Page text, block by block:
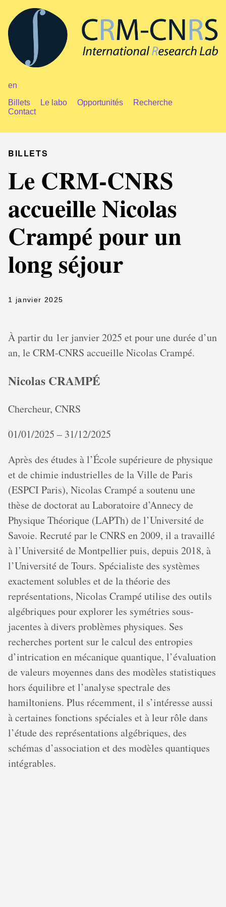
en
Billets
Le labo Opportunités
Recherche
Contact
BILLETS
Le CRM-CNRS
accueille Nicolas
Crampé pour un
long séjour
1 janvier 2025
À partir du 1er janvier 2025 et pour une durée d’un
an, le CRM-CNRS accueille Nicolas Crampé.
Nicolas CRAMPÉ
Chercheur, CNRS
01/01/2025 – 31/12/2025
Après des études à l’École supérieure de physique
et de chimie industrielles de la Ville de Paris
(ESPCI Paris), Nicolas Crampé a soutenu une
thèse de doctorat au Laboratoire d’Annecy de
Physique Théorique (LAPTh) de l’Université de
Savoie. Recruté par le CNRS en 2009, il a travaillé
à l’Université de Montpellier puis, depuis 2018, à
l’Université de Tours. Spécialiste des systèmes
exactement solubles et de la théorie des
représentations, Nicolas Crampé utilise des outils
algébriques pour explorer les symétries sous-
jacentes à divers problèmes physiques. Ses
recherches portent sur le calcul des entropies
d’intrication en mécanique quantique, l’évaluation
de valeurs moyennes dans des modèles statistiques
hors équilibre et l’analyse spectrale des
hamiltoniens. Plus récemment, il s’intéresse aussi
à certaines fonctions spéciales et à leur rôle dans
l’étude des représentations algébriques, des
schémas d’association et des modèles quantiques
intégrables.